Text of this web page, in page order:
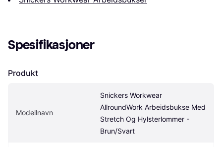
Spesifikasjoner
Produkt
Modellnavn
Snickers Workwear
AllroundWork Arbeidsbukse Med
Stretch Og Hylsterlommer -
Brun/Svart